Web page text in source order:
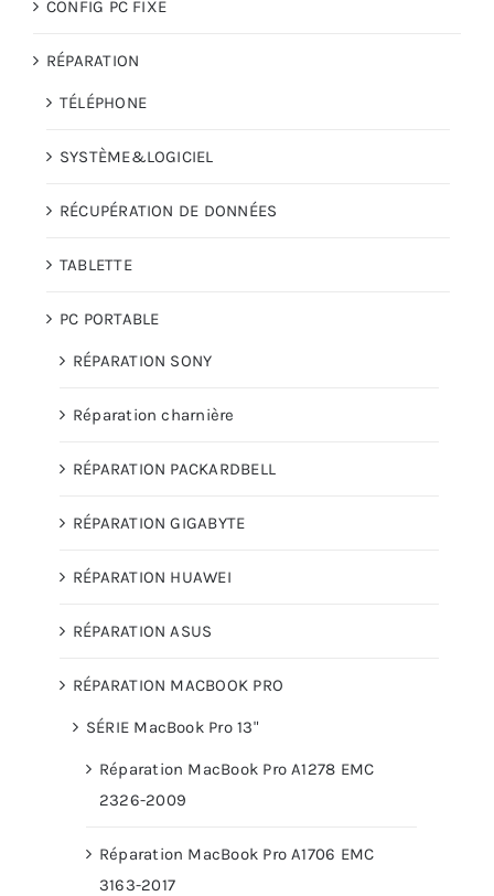
CONFIG PC FIXE
RÉPARATION
TÉLÉPHONE
SYSTÈME&LOGICIEL
RÉCUPÉRATION DE DONNÉES
TABLETTE
PC PORTABLE
RÉPARATION SONY
Réparation charnière
RÉPARATION PACKARDBELL
RÉPARATION GIGABYTE
RÉPARATION HUAWEI
RÉPARATION ASUS
RÉPARATION MACBOOK PRO
SÉRIE MacBook Pro 13"
Réparation MacBook Pro A1278 EMC
2326-2009
Réparation MacBook Pro A1706 EMC
3163-2017